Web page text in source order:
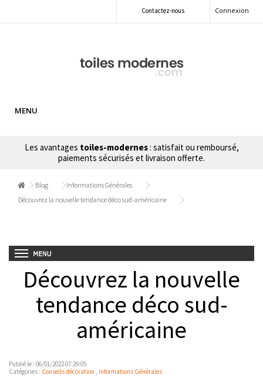
Connexion
Contactez-nous
MENU
Les avantages toiles-modernes: satisfait ou remboursé,
paiements sécurisés et livraison offerte.
Blog
Informations Générales
Découvrez la nouvelle tendance déco sud-américaine
Découvrez la nouvelle
tendance déco sud-
américaine
Publié le : 06/01/2022 07:29:05
Catégories : Conseils décoration , Informations Générales